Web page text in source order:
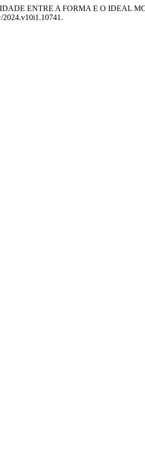
ENTRE A FORMA E O IDEAL
2024.v10i1.10741.